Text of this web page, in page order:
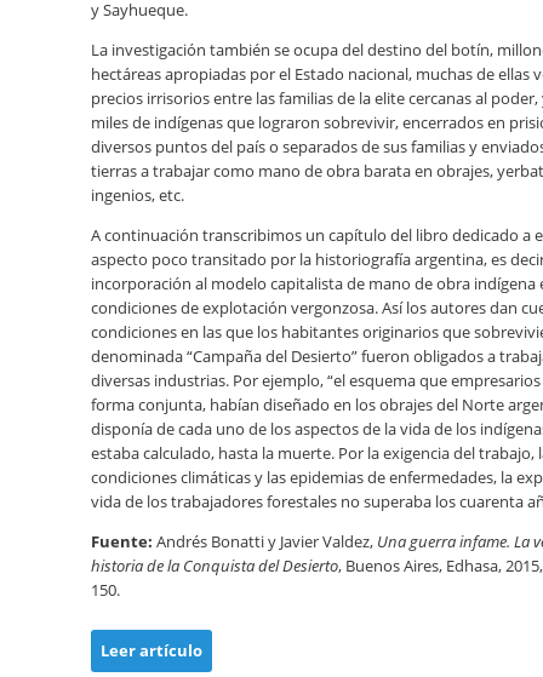
y Sayhueque.
La investigación también se ocupa del destino del botín,
hectáreas apropiadas por el Estado nacional, muchas de ellas
precios irrisorios entre las familias de la elite cercanas al poder,
miles de indígenas que lograron sobrevivir, encerrados en
diversos puntos del país o separados de sus familias y
tierras a trabajar como mano de obra barata en obrajes,
ingenios, etc.
A continuación transcribimos un capítulo del libro dedicado a
aspecto poco transitado por la historiografía argentina, es
incorporación al modelo capitalista de mano de obra indígena
condiciones de explotación vergonzosa. Así los autores dan
condiciones en las que los habitantes originarios que
denominada “Campaña del Desierto” fueron obligados a
diversas industrias. Por ejemplo, “el esquema que
forma conjunta, habían diseñado en los obrajes del Norte
disponía de cada uno de los aspectos de la vida de los
estaba calculado, hasta la muerte. Por la exigencia del trabajo,
condiciones climáticas y las epidemias de enfermedades, la
vida de los trabajadores forestales no supe­raba los cuarenta
Fuente: Andrés Bonatti y Javier Valdez, Una guerra infame. La
historia de la Conquista del Desierto, Buenos Aires, Edhasa,
150.
Leer artículo